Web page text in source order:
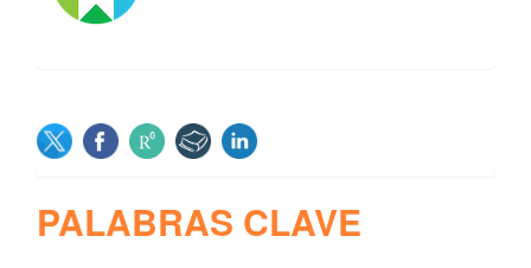
SOCIAL
PALABRAS CLAVE